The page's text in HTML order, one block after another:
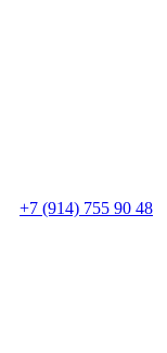
+7 (914) 755 90 48